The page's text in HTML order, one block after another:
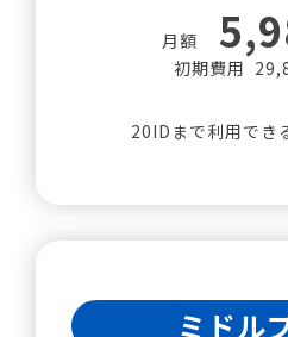
月額
初期費用
20IDまで利用でき
ミドル